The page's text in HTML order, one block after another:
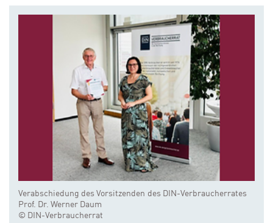
Verabschiedung des Vorsitzenden des DIN-Verbraucherrates
Prof. Dr. Werner Daum
© DIN-Verbraucherrat